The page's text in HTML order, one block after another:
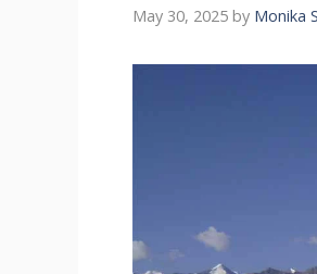
May 30, 2025 by Monika